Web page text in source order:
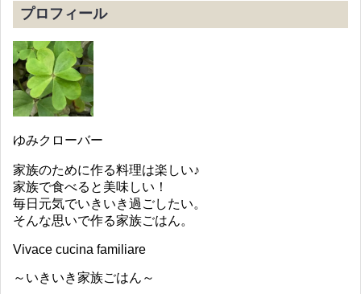
プロフィール
ゆみクローバー
家族のために作る料理は楽しい♪
家族で食べると美味しい！
毎日元気でいきいき過ごしたい。
そんな思いで作る家族ごはん。
Vivace cucina familiare
～いきいき家族ごはん～